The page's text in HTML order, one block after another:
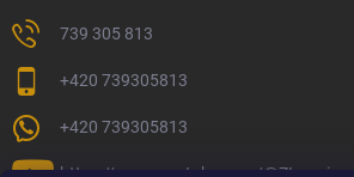
739 305 813
+420 739305813
+420 739305813